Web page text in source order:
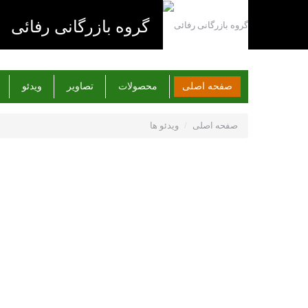
گروه بازرگانی رفائی
صفحه اصلی محصولات تصاویر ویدئو
صفحه اصلی / ویدئو ها